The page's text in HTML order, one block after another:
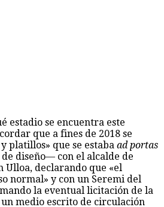
estadio se encuentra este
que a fines de 2018 se
platillos» que se estaba ad portas
diseño— con el alcalde de
Ulloa, declarando que «el
normal» y con un Seremi del
la eventual licitación de la
medio escrito de circulación